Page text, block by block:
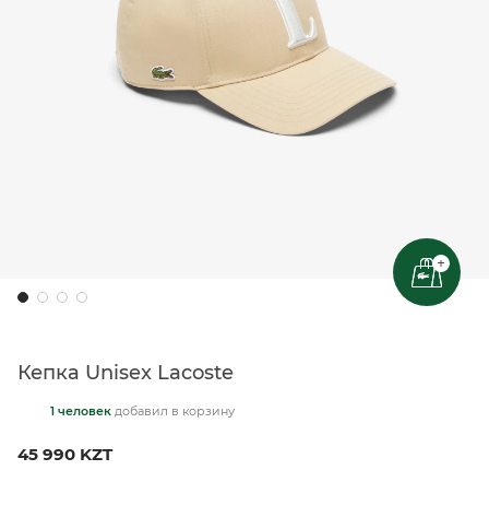
+
Кепка Unisex Lacoste
1 человек добавил в корзину
45 990 KZT